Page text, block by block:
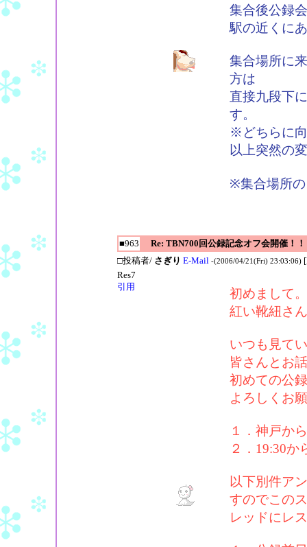
集合後公録
駅の近くに
集合場所に
方は
直接九段下
す。
※どちらに
以上突然の
※集合場所
■963 Re: TBN700回公録記念オフ会開催！！
□投稿者/ さぎり E-Mail -(2006/04/21(Fri) 23:03:06)
Res7
引用
初めまして。
紅い靴紐さ
いつも見て
皆さんとお
初めての公
よろしくお
１．神戸か
２．19:30か
以下別件ア
すのでこのス
レッドにレ